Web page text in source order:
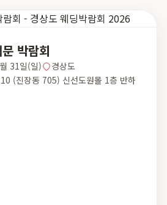
박람회
31일(일)
경상도
(진장동 705) 신선도원몰 1층 반하